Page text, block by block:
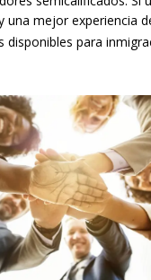
mejor experiencia
disponibles para